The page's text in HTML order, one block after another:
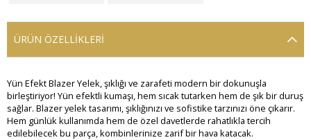
ÜRÜN ÖZELLIKLERI
Yün Efekt Blazer Yelek, şıklığı ve zarafeti modern bir dokunuşla
birleştiriyor! Yün efektli kumaşı, hem sıcak tutarken hem de şık bir duruş
sağlar. Blazer yelek tasarımı, şıklığınızı ve sofistike tarzınızı öne çıkarır.
Hem günlük kullanımda hem de özel davetlerde rahatlıkla tercih
edilebilecek bu parça, kombinlerinize zarif bir hava katacak.